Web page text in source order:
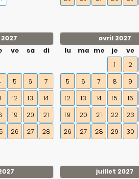
ve sa di
5 6
7
12 13
14
19 20
21
26 27
28
avril 2027
lu
ma me je ve
1
2
5
6 7 8 9
12
13 14 15 16
19
20 21 22 23
26
27 28 29 30
juillet 2027